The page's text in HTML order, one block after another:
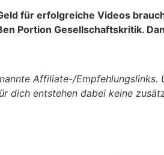
für erfolgreiche Videos
Portion Gesellschaftskritik.
Affiliate-/
dich entstehen dabei keine